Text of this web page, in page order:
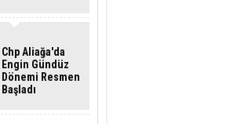
Chp Aliağa'da
Engin Gündüz
Dönemi Resmen
Başladı